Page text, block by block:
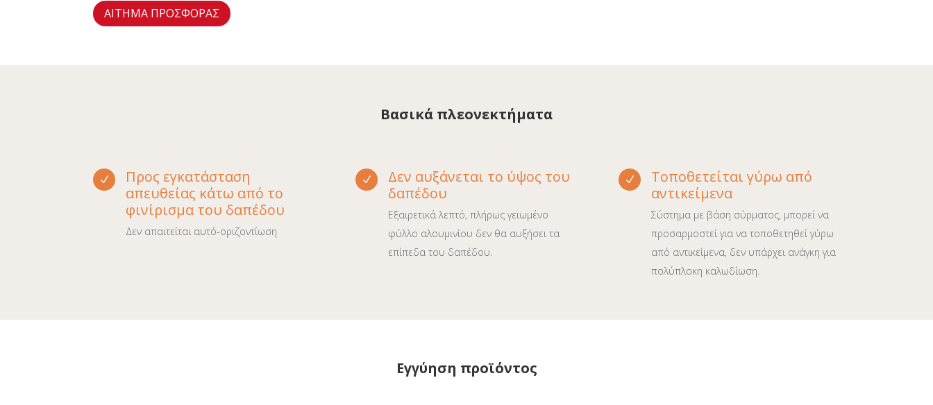
ΑIΤΗΜΑ ΠΡΟΣΦΟΡAΣ
Βασικά πλεονεκτήματα
N
Προς εγκατάσταση
απευθείας κάτω από το
φινίρισμα του δαπέδου
Δεν απαιτείται αυτό-οριζοντίωση
N
Δεν αυξάνεται το ύψος του
δαπέδου
Εξαιρετικά λεπτό, πλήρως γειωμένο
φύλλο αλουμινίου δεν θα αυξήσει τα
επίπεδα του δαπέδου.
N
Τοποθετείται γύρω από
αντικείμενα
Σύστημα με βάση σύρματος, μπορεί να
προσαρμοστεί για να τοποθετηθεί γύρω
από αντικείμενα, δεν υπάρχει ανάγκη για
πολύπλοκη καλωδίωση.
Εγγύηση προϊόντος